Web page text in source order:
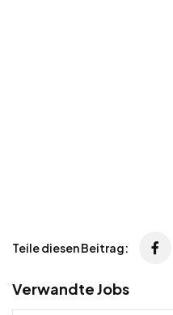
Teile diesen Beitrag:
Verwandte Jobs